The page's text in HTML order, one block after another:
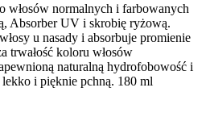
włosów normalnych i farbowanych
Absorber UV i skrobię ryżową.
u nasady i absorbuje promienie
trwałość koloru włosów
naturalną hydrofobowość i
i pięknie pchną. 180 ml